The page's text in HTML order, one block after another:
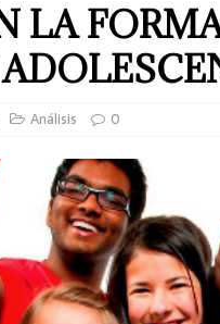
LA
Análisis 0